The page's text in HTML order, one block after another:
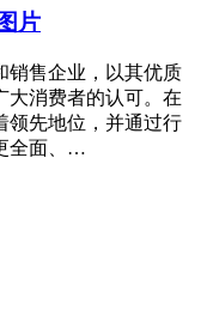
片
销售企业，以其优质
大消费者的认可。在
领先地位，并通过行
全面、…